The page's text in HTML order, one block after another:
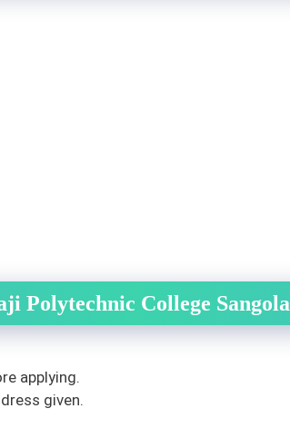
Polytechnic College
applying.
given.